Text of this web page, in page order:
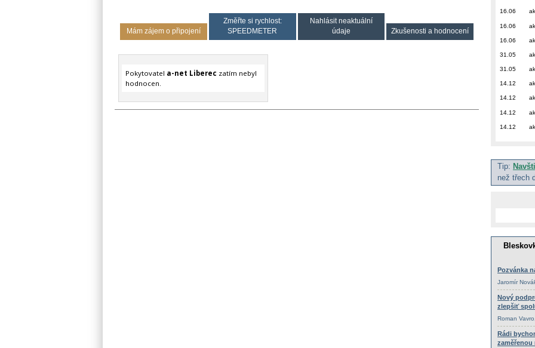
Mám zájem o připojení
Změřte si rychlost:
SPEEDMETER
Nahlásit neaktuální
údaje
Zkušenosti a hodnocení
Pokytovatel a-net Liberec zatím nebyl
hodnocen.
16.06
16.06
16.06
31.05
31.05
14.12
14.12
14.12
14.12
Tip:
než třech